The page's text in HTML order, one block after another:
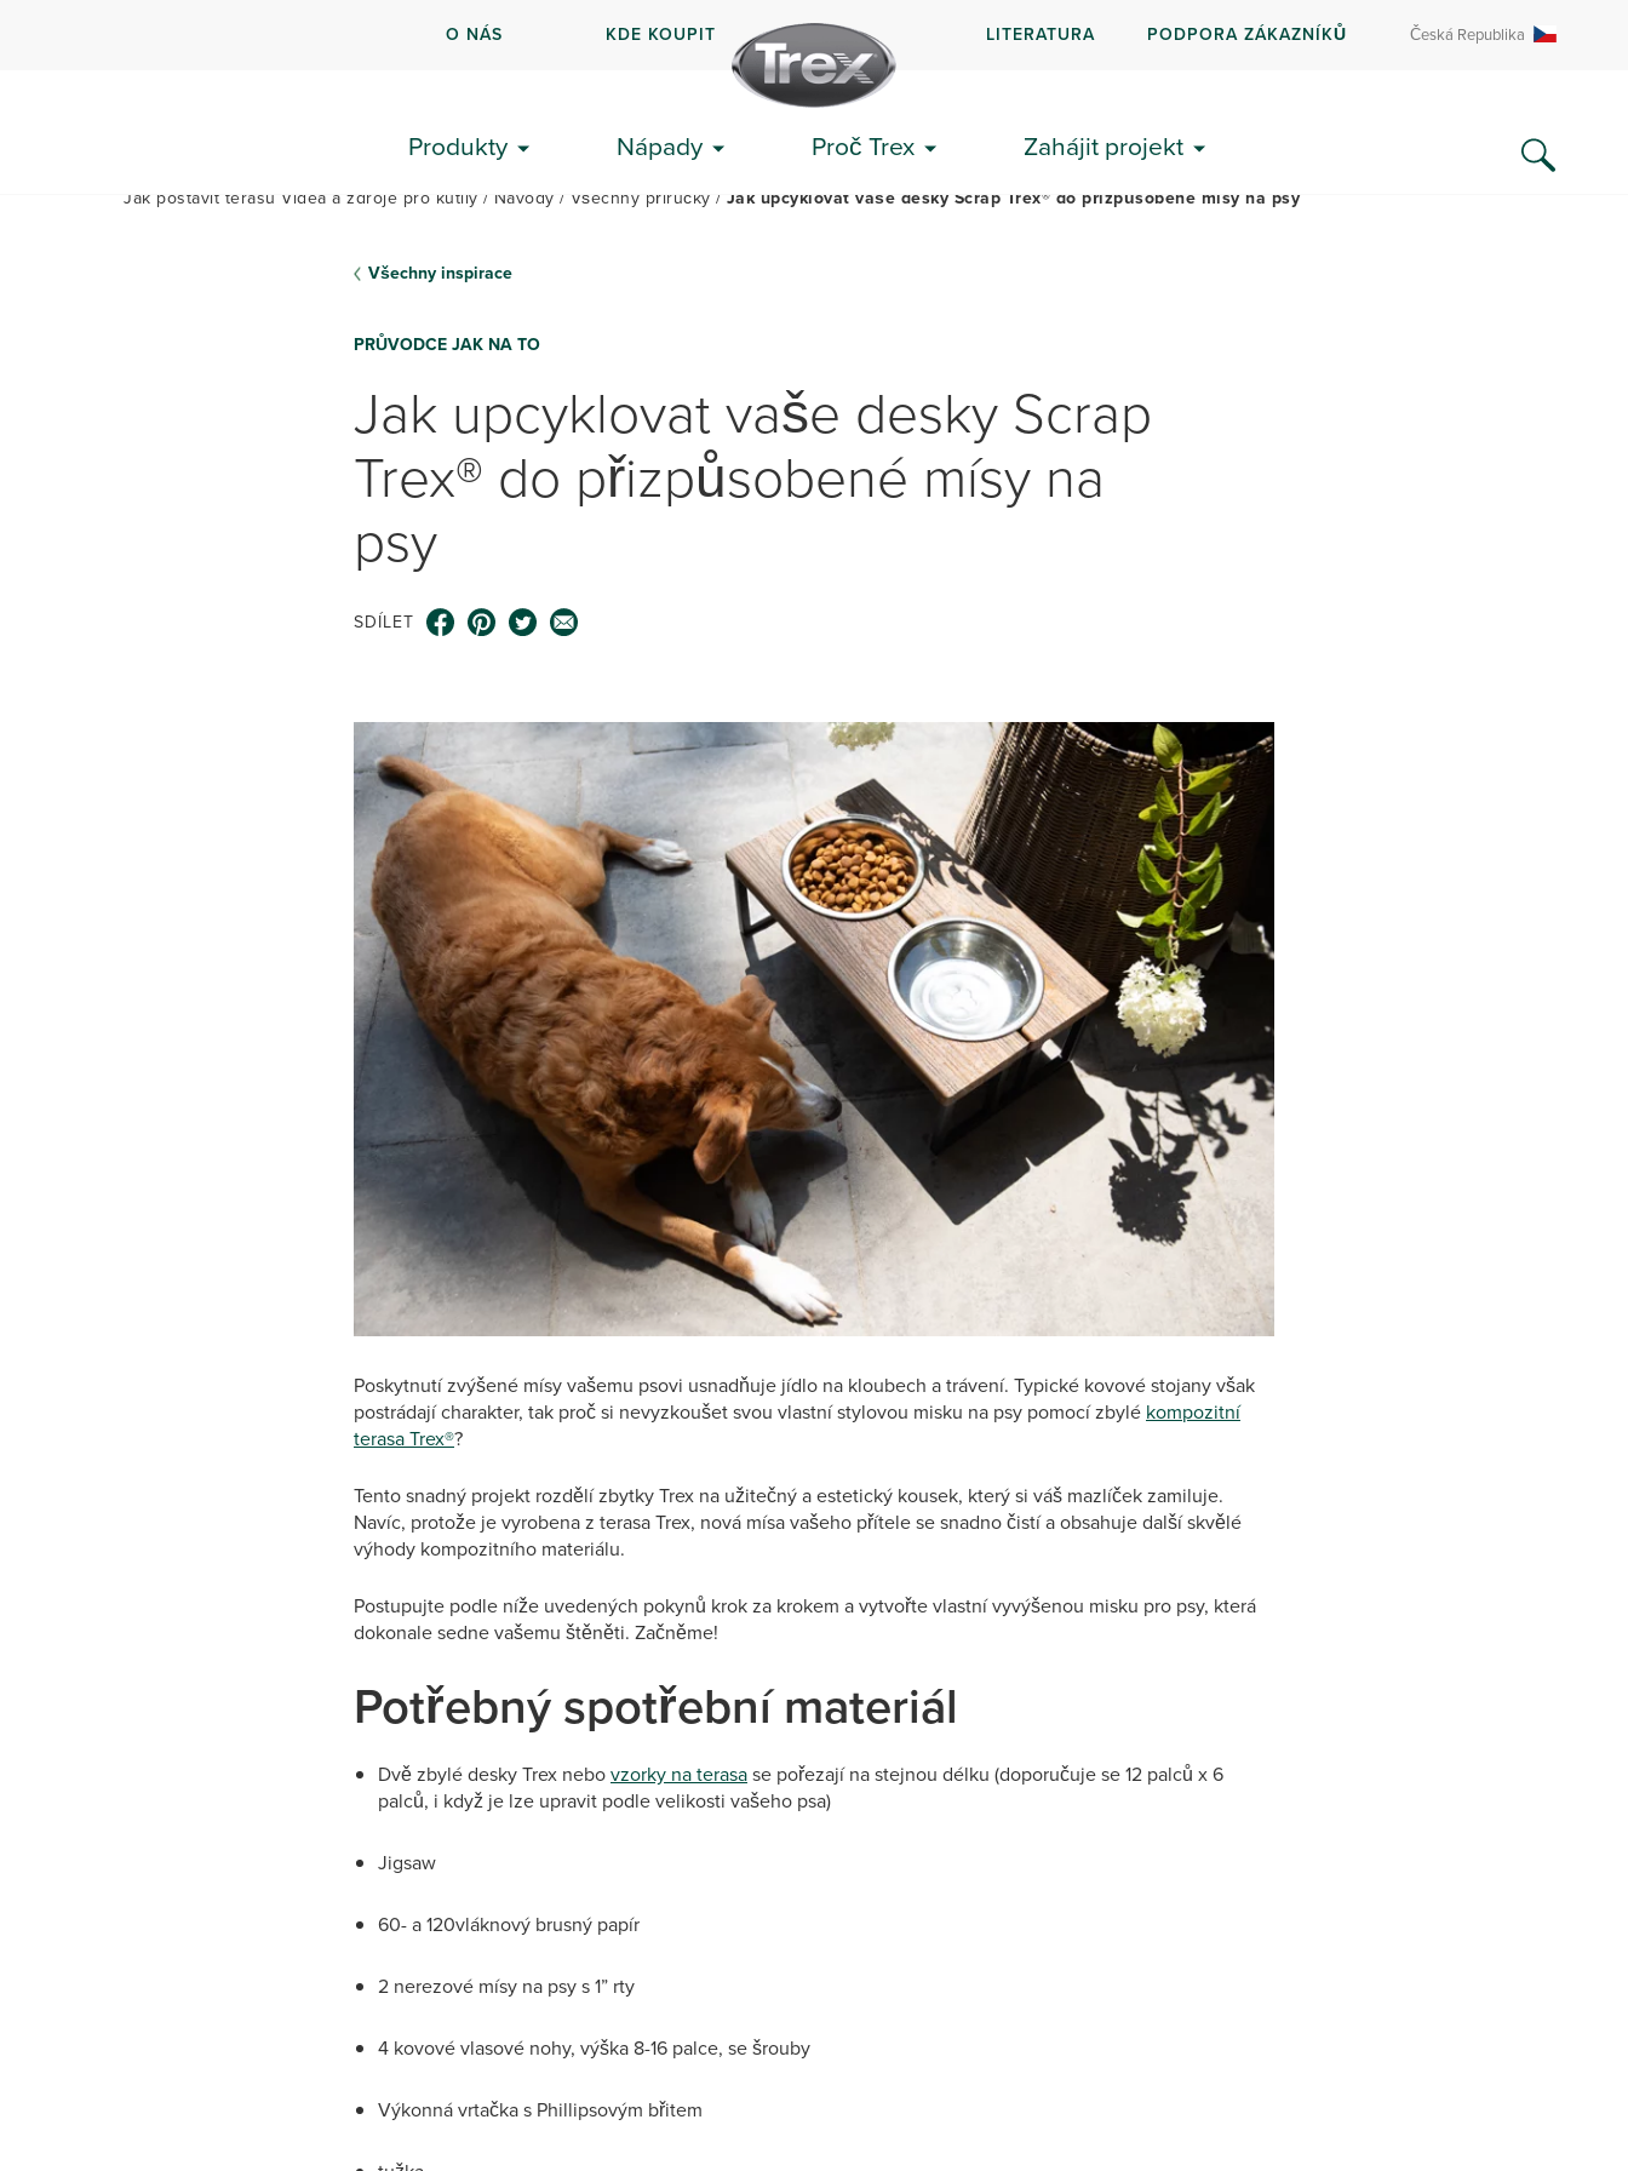
O NÁS KDE KOUPIT LITERATURA PODPORA ZÁKAZNÍKŮ Česká Republika
Produkty Nápady Proč Trex Zahájit projekt
ZAČÍNÁME
Jak postavit terasu Videa a zdroje pro kutily Návody Všechny příručky Jak upcyklovat vaše desky Scrap Trex® do přizpůsobené mísy na psy
Všechny inspirace
PRŮVODCE JAK NA TO
Jak upcyklovat vaše desky Scrap
Trex® do přizpůsobené mísy na
psy
SDÍLET
Poskytnutí zvýšené mísy vašemu psovi usnadňuje jídlo na kloubech a trávení. Typické kovové stojany však
postrádají charakter, tak proč si nevyzkoušet svou vlastní stylovou misku na psy pomocí zbylé kompozitní
terasa Trex®?
Tento snadný projekt rozdělí zbytky Trex na užitečný a estetický kousek, který si váš mazlíček zamiluje.
Navíc, protože je vyrobena z terasa Trex, nová mísa vašeho přítele se snadno čistí a obsahuje další skvělé
výhody kompozitního materiálu.
Postupujte podle níže uvedených pokynů krok za krokem a vytvořte vlastní vyvýšenou misku pro psy, která
dokonale sedne vašemu štěněti. Začněme!
Potřebný spotřební materiál
Dvě zbylé desky Trex nebovzorky na terasase pořezají na stejnou délku (doporučuje se 12 palců x 6
palců, i když je lze upravit podle velikosti vašeho psa)
Jigsaw
60- a 120vláknový brusný papír
2 nerezové mísy na psy s 1” rty
4 kovové vlasové nohy, výška 8-16 palce, se šrouby
Výkonná vrtačka s Phillipsovým břitem